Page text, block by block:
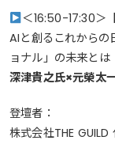
＜16:50-17:30＞
AIと創るこれから
ョナル」の未来とは
深津貴之氏×元榮太
登壇者：
株式会社THE